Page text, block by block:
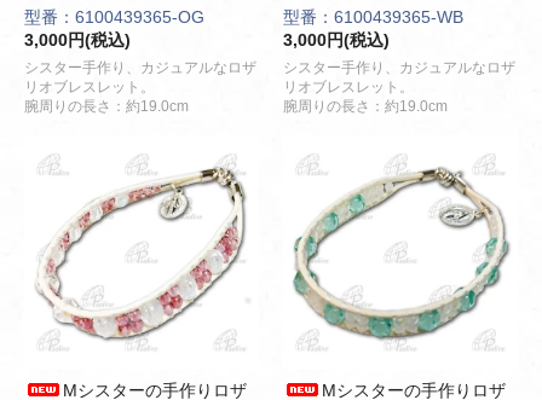
型番：6100439365-OG
3,000円(税込)
シスター手作り、カジュアルなロザ
リオブレスレット。
腕周りの長さ：約19.0cm
型番：6100439365-WB
3,000円(税込)
シスター手作り、カジュアルなロザ
リオブレスレット。
腕周りの長さ：約19.0cm
Mシスターの手作りロザ
Mシスターの手作りロザ